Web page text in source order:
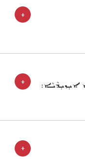
+
+ ܐܝܼܙܝܼܕܵܝܵܐ:
+